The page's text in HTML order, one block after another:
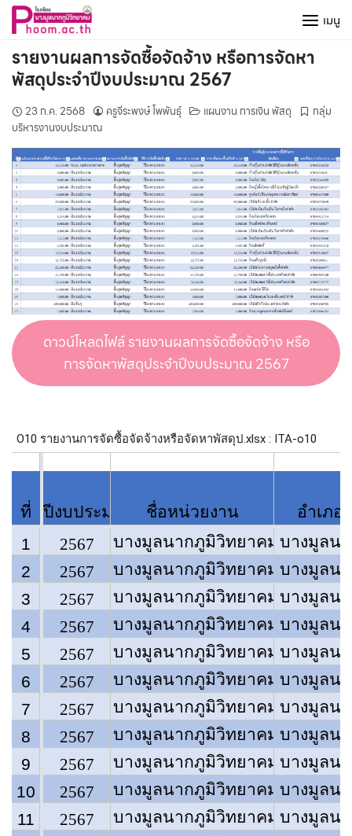
Skip
content
เมนู
รายงานผลการจัดซื้อจัดจ้าง หรือการจัดหา
พัสดุประจําปีงบประมาณ 2567
23 ก.ค. 2568 ครูจีระพงษ์ โพพันธุ์ แผนงาน การเงิน พัสดุ
กลุ่ม
บริหารงานงบประมาณ
ดาวน์โหลดไฟล์ รายงานผลการจัดซื้อจัดจ้าง หรือ
การจัดหาพัสดุประจําปีงบประมาณ 2567